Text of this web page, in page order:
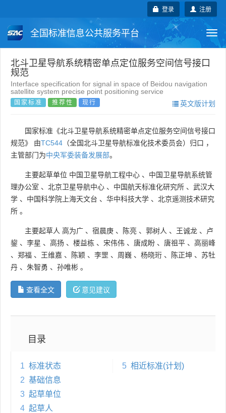
注册
登录
全国标准信息公共服务平台
国家标准 行业标准 地方标准
团体标准 企业标准 国际标准
北斗卫星导航系统精密单点定位服务空间信号接口
规范
Interface specification for signal in space of Beidou navigation
satellite system precise point positioning service
国家标准 推荐性 现行 英文版计划
国家标准《北斗卫星导航系统精密单点定位服务空间信号接口
规范》 由TC544 （全国北斗卫星导航标准化技术委员会）归口 ，
主管部门为中央军委装备发展部。
主要起草单位 中国卫星导航工程中心 、 中国卫星导航系统管
理办公室 、 北京卫星导航中心 、 中国航天标准化研究所 、 武汉大
学 、 中国科学院上海天文台 、 华中科技大学 、 北京遥测技术研究
所 。
主要起草人 高为广 、 宿晨庚 、 陈亮 、 郭树人 、 王诚龙 、
卢
鋆 、 李星 、 高扬 、 楼益栋 、 宋伟伟 、 唐成盼 、 唐祖平 、 高丽峰
、 郑福 、 王维嘉 、 陈颖 、 李罡 、 周巍 、 杨晓珩 、 陈正坤 、 苏牡
丹 、 朱智勇 、 孙唯彬 。
查看全文 意见建议
目录
1 标准状态
2 基础信息
3 起草单位
4 起草人
5 相近标准(计划)